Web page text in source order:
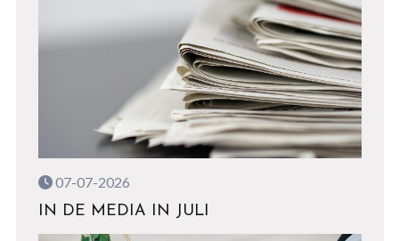
07-07-2026
IN DE MEDIA IN JULI